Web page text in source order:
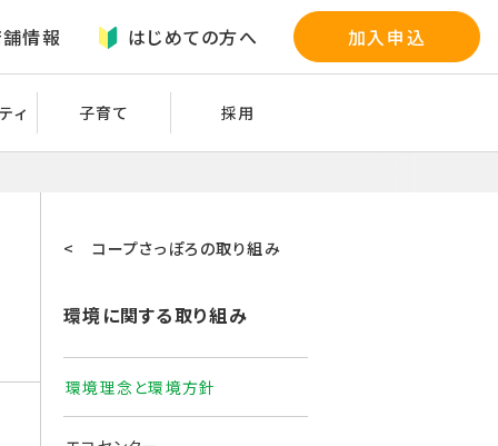
情報 はじめての方へ 加入申込
ィ 子育て 採用
< コープさっぽろの取り組み
環境に関する取り組み
環境理念と環境方針